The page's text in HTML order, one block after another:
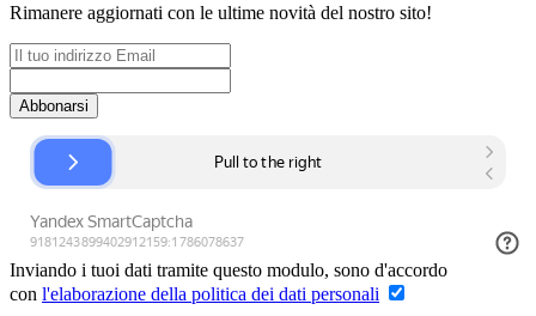
Rimanere aggiornati con le ultime novità del nostro sito!
Abbonarsi
Inviando i tuoi dati tramite questo modulo, sono d'accordo
con l'elaborazione della politica dei dati personali